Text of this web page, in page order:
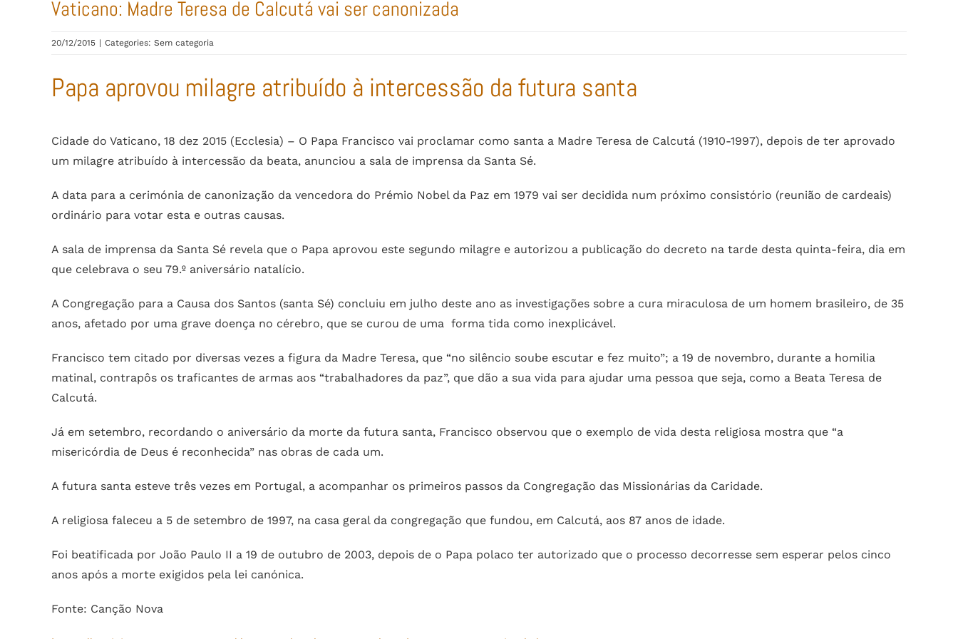
Vaticano: Madre Teresa de Calcutá vai ser canonizada
20/12/2015 | Categories: Sem categoria
Papa aprovou milagre atribuído à intercessão da futura santa
Cidade do Vaticano, 18 dez 2015 (Ecclesia) – O Papa Francisco vai proclamar como santa a Madre Teresa de Calcutá (1910-1997), depois de ter aprovado
um milagre atribuído à intercessão da beata, anunciou a sala de imprensa da Santa Sé.
A data para a cerimónia de canonização da vencedora do Prémio Nobel da Paz em 1979 vai ser decidida num próximo consistório (reunião de cardeais)
ordinário para votar esta e outras causas.
A sala de imprensa da Santa Sé revela que o Papa aprovou este segundo milagre e autorizou a publicação do decreto na tarde desta quinta-feira, dia em
que celebrava o seu 79.º aniversário natalício.
A Congregação para a Causa dos Santos (santa Sé) concluiu em julho deste ano as investigações sobre a cura miraculosa de um homem brasileiro, de 35
anos, afetado por uma grave doença no cérebro, que se curou de uma forma tida como inexplicável.
Francisco tem citado por diversas vezes a figura da Madre Teresa, que “no silêncio soube escutar e fez muito”; a 19 de novembro, durante a homilia
matinal, contrapôs os traficantes de armas aos “trabalhadores da paz”, que dão a sua vida para ajudar uma pessoa que seja, como a Beata Teresa de
Calcutá.
Já em setembro, recordando o aniversário da morte da futura santa, Francisco observou que o exemplo de vida desta religiosa mostra que “a
misericórdia de Deus é reconhecida” nas obras de cada um.
A futura santa esteve três vezes em Portugal, a acompanhar os primeiros passos da Congregação das Missionárias da Caridade.
A religiosa faleceu a 5 de setembro de 1997, na casa geral da congregação que fundou, em Calcutá, aos 87 anos de idade.
Foi beatificada por João Paulo II a 19 de outubro de 2003, depois de o Papa polaco ter autorizado que o processo decorresse sem esperar pelos cinco
anos após a morte exigidos pela lei canónica.
Fonte: Canção Nova